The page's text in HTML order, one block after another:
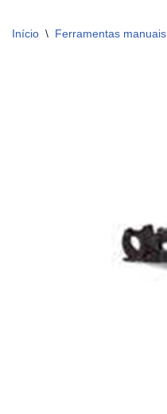
Início \ Ferramentas manuais